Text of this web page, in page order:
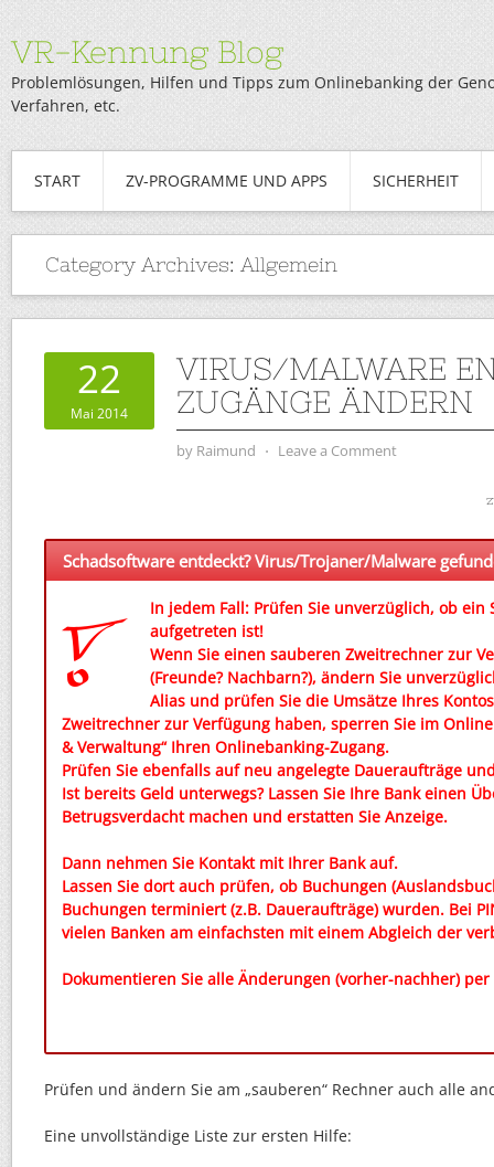
VR-Kennung Blog
Problemlösungen, Hilfen und Tipps zum Onlinebanking der
Verfahren, etc.
START ZV-PROGRAMME UND APPS SICHERHEIT
Category Archives: Allgemein
22
Mai 2014
VIRUS/MALWARE
ZUGÄNGE ÄNDERN
by Raimund ⋅ Leave a Comment
Schadsoftware entdeckt? Virus/Trojaner/Malware
In jedem Fall: Prüfen Sie unverzüglich, ob ein
aufgetreten ist!
Wenn Sie einen sauberen Zweitrechner zur
(Freunde? Nachbarn?), ändern Sie
Alias und prüfen Sie die Umsätze Ihres
Zweitrechner zur Verfügung haben, sperren Sie im
& Verwaltung“ Ihren Onlinebanking-Zugang.
Prüfen Sie ebenfalls auf neu angelegte Daueraufträge
Ist bereits Geld unterwegs? Lassen Sie Ihre Bank einen
Betrugsverdacht machen und erstatten Sie Anzeige.
Dann nehmen Sie Kontakt mit Ihrer Bank auf.
Lassen Sie dort auch prüfen, ob Buchungen
Buchungen terminiert (z.B. Daueraufträge) wurden. Bei
vielen Banken am einfachsten mit einem Abgleich der
Dokumentieren Sie alle Änderungen (vorher-nachher) per
Prüfen und ändern Sie am „sauberen“ Rechner auch alle
Eine unvollständige Liste zur ersten Hilfe: